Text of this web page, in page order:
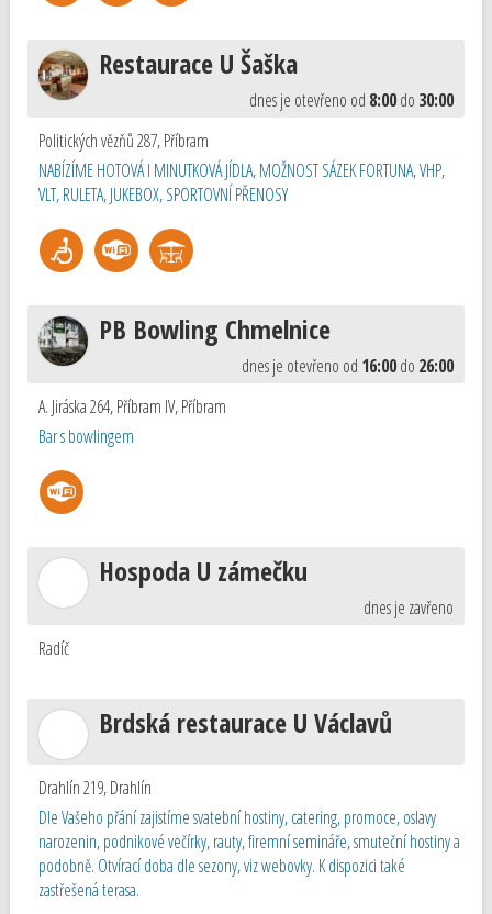
Restaurace U Šaška
dnes je otevřeno od 8:00do 30:00
Politických vězňů 287,Příbram
NABÍZÍME HOTOVÁ I MINUTKOVÁ JÍDLA, MOŽNOST SÁZEK FORTUNA, VHP,
VLT, RULETA, JUKEBOX, SPORTOVNÍ PŘENOSY
PB Bowling Chmelnice
dnes je otevřeno od 16:00do 26:00
A. Jiráska 264, Příbram IV,Příbram
Bar s bowlingem
Hospoda U zámečku
dnes je zavřeno
Radíč
Brdská restaurace U Václavů
Drahlín 219,Drahlín
Dle Vašeho přání zajistíme svatební hostiny, catering, promoce, oslavy
narozenin, podnikové večírky, rauty, firemní semináře, smuteční hostiny a
podobně. Otvírací doba dle sezony, viz webovky. K dispozici také
zastřešená terasa.